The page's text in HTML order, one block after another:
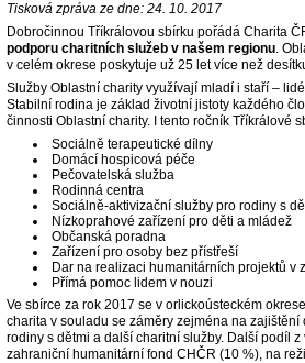
Tisková zpráva ze dne: 24. 10. 2017
Dobročinnou Tříkrálovou sbírku pořádá Charita
podporu charitních služeb v našem regionu.
v celém okrese poskytuje už 25 let více než
Služby Oblastní charity využívají mladí i staří –
Stabilní rodina je základ životní jistoty každého
činnosti Oblastní charity. I tento ročník Tříkrálové
Sociálně terapeutické dílny
Domácí hospicová péče
Pečovatelská služba
Rodinná centra
Sociálně-aktivizační služby pro rodiny s
Nízkoprahové zařízení pro děti a mládež
Občanská poradna
Zařízení pro osoby bez přístřeší
Dar na realizaci humanitárních projektů v
Přímá pomoc lidem v nouzi
Ve sbírce za rok 2017 se v orlickoústeckém
charita v souladu se záměry zejména na
rodiny s dětmi a další charitní služby. Další podíl
zahraniční humanitární fond CHČR (10 %), na